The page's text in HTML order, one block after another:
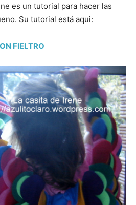
es un tutorial para hacer las
Su tutorial está aqui:
FIELTRO